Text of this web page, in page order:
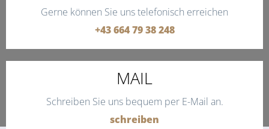
Gerne können Sie uns telefonisch erreichen
+43 664 79 38 248
MAIL
Schreiben Sie uns bequem per E-Mail an.
schreiben